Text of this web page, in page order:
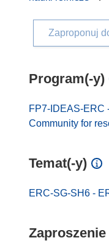
Zaproponuj
Program(-y)
FP7-IDEAS-ERC
Community for
Temat(-y)
ERC-SG-SH6 -